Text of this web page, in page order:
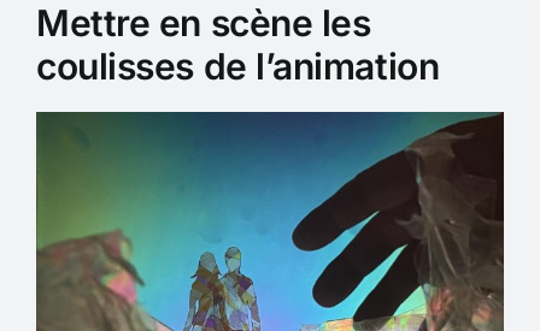
Mettre en scène les
coulisses de l’animation